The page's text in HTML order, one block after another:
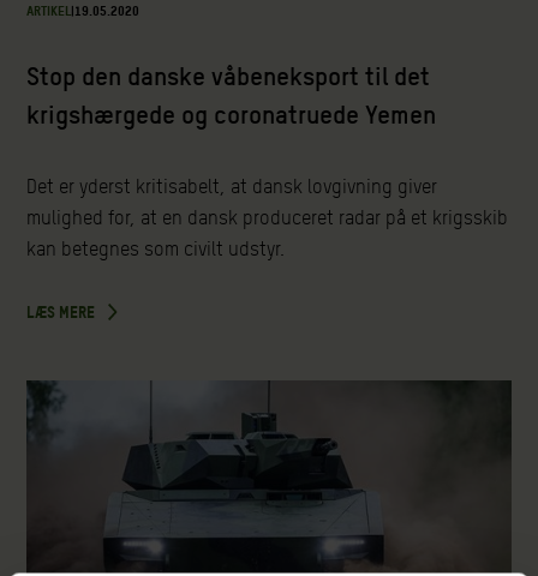
ARTIKEL|19.05.2020
Stop den danske våbeneksport til det
krigshærgede og coronatruede Yemen
Det er yderst kritisabelt, at dansk lovgivning giver
mulighed for, at en dansk produceret radar på et krigsskib
kan betegnes som civilt udstyr.
LÆS MERE